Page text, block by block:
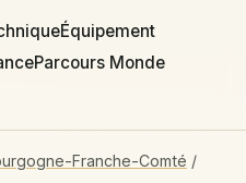
Équipement
Parcours Monde
Franche-Comté /